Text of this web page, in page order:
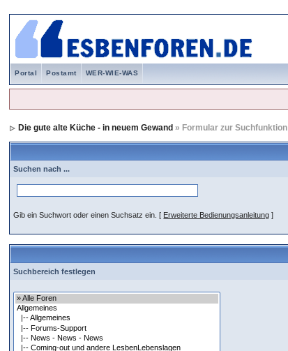
Portal Postamt WER-WIE-WAS
Die gute alte Küche - in neuem Gewand » Formular zur Suchfunktion
Suchen nach ...
Gib ein Suchwort oder einen Suchsatz ein. [ Erweiterte Bedienungsanleitung ]
Suchbereich festlegen